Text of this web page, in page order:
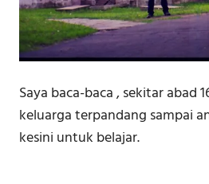
Saya baca-baca , sekitar abad
keluarga terpandang sampai
kesini untuk belajar. ⁣⁣⁣